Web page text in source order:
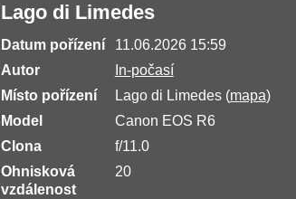
Lago di Limedes
Datum pořízení
11.06.2026 15:59
Autor
In-počasí
Místo pořízení
Lago di Limedes (mapa)
Model
Canon EOS R6
Clona
f/11.0
Ohnisková
vzdálenost
20